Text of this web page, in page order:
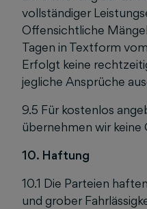
vollständiger
Offensichtliche
Tagen in Textform
Erfolgt keine
jegliche Ansprüche
9.5 Für kostenlos
übernehmen wir keine
10. Haftung
10.1 Die Parteien
und grober